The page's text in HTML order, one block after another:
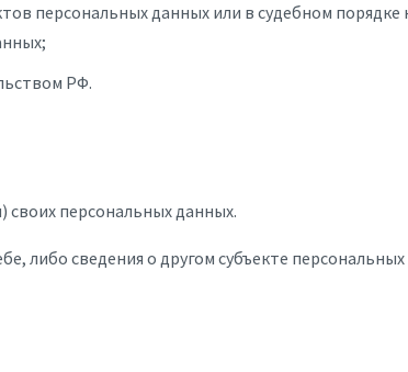
персональных данных или в судебном
РФ.
персональных данных.
сведения о другом субъекте персональных